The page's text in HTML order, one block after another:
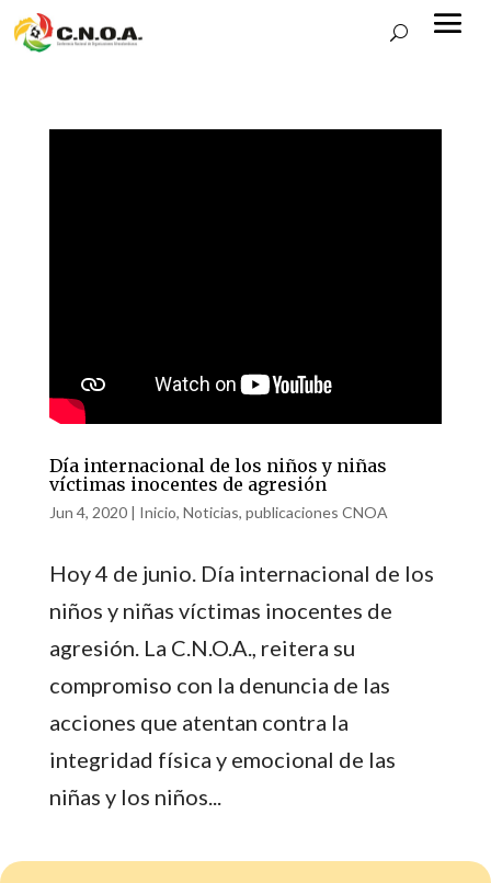
Día internacional de los niños y niñas
víctimas inocentes de agresión
Jun 4, 2020| Inicio, Noticias, publicaciones CNOA
Hoy 4 de junio. Día internacional de los
niños y niñas víctimas inocentes de
agresión. La C.N.O.A., reitera su
compromiso con la denuncia de las
acciones que atentan contra la
integridad física y emocional de las
niñas y los niños...